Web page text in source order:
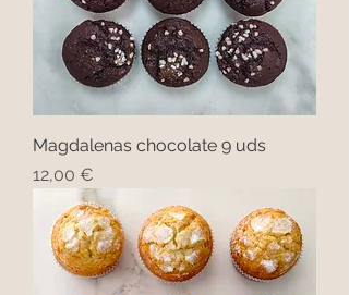
Magdalenas chocolate 9 uds
Precio
12,00 €